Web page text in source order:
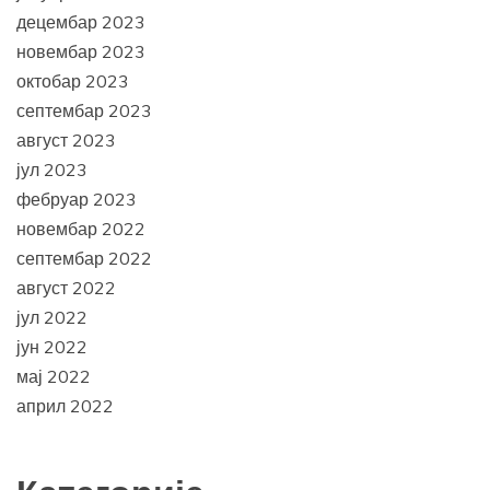
децембар 2023
новембар 2023
октобар 2023
септембар 2023
август 2023
јул 2023
фебруар 2023
новембар 2022
септембар 2022
август 2022
јул 2022
јун 2022
мај 2022
април 2022